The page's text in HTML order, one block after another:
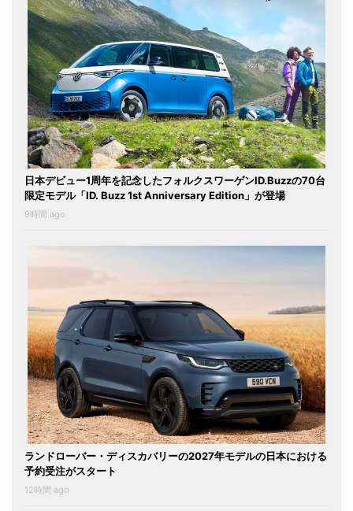
日本デビュー1周年を記念したフォルクスワーゲンID.Buzzの70台
限定モデル「ID. Buzz 1st Anniversary Edition」が登場
9時間 ago
ランドローバー・ディスカバリーの2027年モデルの日本における
予約受注がスタート
12時間 ago